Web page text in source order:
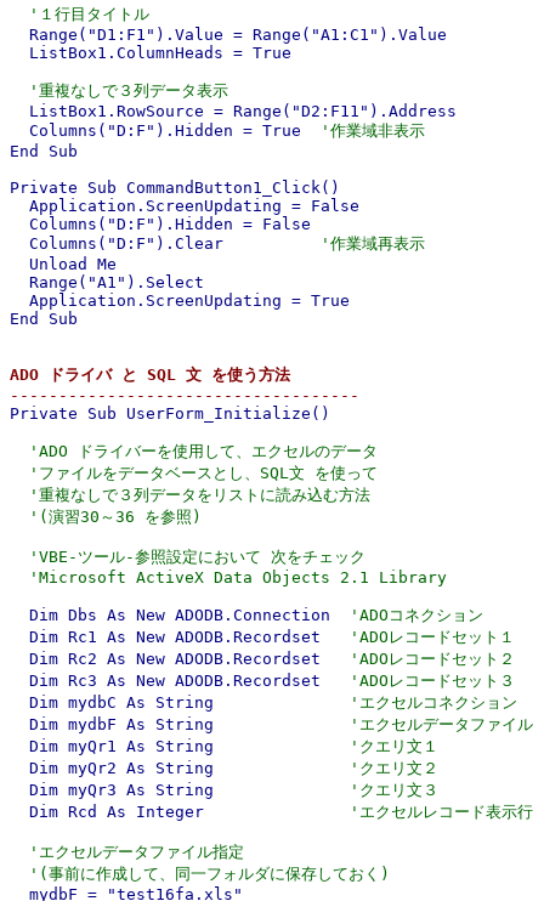
'１行目タイトル
  Range("D1:F1").Value = Range("A1:C1").Value
  ListBox1.ColumnHeads = True
'重複なしで３列データ表示
  ListBox1.RowSource = Range("D2:F11").Address
  Columns("D:F").Hidden = True
'作業域非表示
End Sub
Private Sub CommandButton1_Click()
  Application.ScreenUpdating = False
  Columns("D:F").Hidden = False
  Columns("D:F").Clear
'作業域再表示
  Unload Me
  Range("A1").Select
  Application.ScreenUpdating = True
End Sub
ADO ドライバ と SQL 文 を使う方法
------------------------------------
Private Sub UserForm_Initialize()
'ADO ドライバーを使用して、エクセルのデータ
'ファイルをデータベースとし、SQL文 を使って
'重複なしで３列データをリストに読み込む方法
'(演習30～36 を参照)
'VBE-ツール-参照設定において 次をチェック
'Microsoft ActiveX Data Objects 2.1 Library
  Dim Dbs As New ADODB.Connection
'ADOコネクション
  Dim Rc1 As New ADODB.Recordset
'ADOレコードセット１
  Dim Rc2 As New ADODB.Recordset
'ADOレコードセット２
  Dim Rc3 As New ADODB.Recordset
'ADOレコードセット３
  Dim mydbC As String
'エクセルコネクション
  Dim mydbF As String
'エクセルデータファイル
  Dim myQr1 As String
'クエリ文１
  Dim myQr2 As String
'クエリ文２
  Dim myQr3 As String
'クエリ文３
  Dim Rcd As Integer
'エクセルレコード表示行
'エクセルデータファイル指定
'(事前に作成して、同一フォルダに保存しておく)
  mydbF = "test16fa.xls"